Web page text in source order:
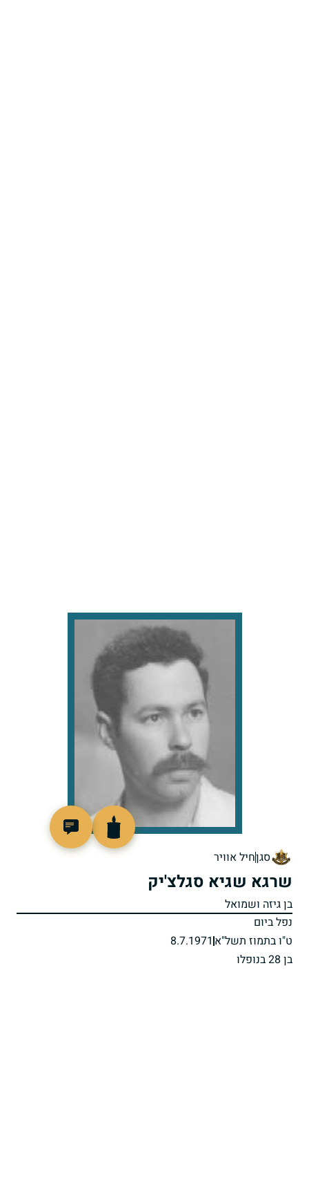
סגןחיל אוויר
שרגא שגיא סגלצ'יק
בן גיזה ושמואל
נפל ביום
ט"ו בתמוז תשל"א 8.7.1971
בן 28 בנופלו